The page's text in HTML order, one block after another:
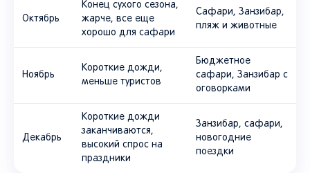
Октябрь
Конец сухого сезона,
жарче, все еще
хорошо для сафари
Сафари, Занзибар,
пляж и животные
Ноябрь
Короткие дожди,
меньше туристов
Бюджетное
сафари, Занзибар с
оговорками
Декабрь
Короткие дожди
заканчиваются,
высокий спрос на
праздники
Занзибар, сафари,
новогодние
поездки